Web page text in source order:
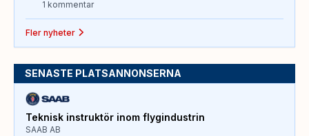
1 kommentar
Fler nyheter
SENASTE PLATSANNONSERNA
Teknisk instruktör inom flygindustrin
SAAB AB